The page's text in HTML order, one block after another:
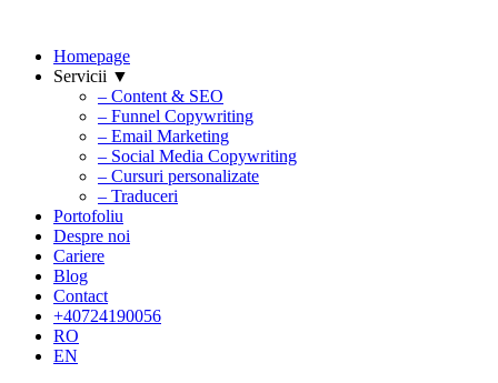
Homepage
Servicii ▼
– Content & SEO
– Funnel Copywriting
– Email Marketing
– Social Media Copywriting
– Cursuri personalizate
– Traduceri
Portofoliu
Despre noi
Cariere
Blog
Contact
+40724190056
RO
EN